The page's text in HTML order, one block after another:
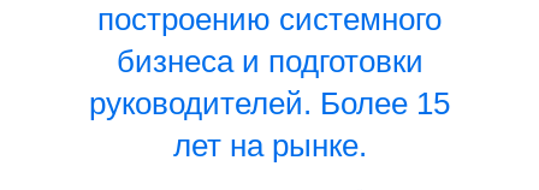
построению системного
бизнеса и подготовки
руководителей. Более 15
лет на рынке.